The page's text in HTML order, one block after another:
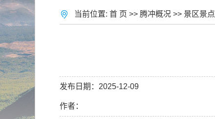
当前位置: 首 页 >> 腾冲概况 >> 景区景点
发布日期：2025-12-09
作者：